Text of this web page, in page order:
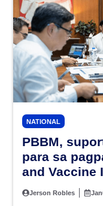
NATIONAL
PBBM,
para sa
and Vaccine
Jerson Robles